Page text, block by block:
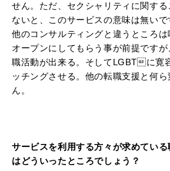
せん。ただ、セクシャリティに関す
ないと、このサービスの意味は無いで
他のコンサルティングと違うところは
オープンにしてもらう事が前提です
職活動が出来る。そしてLGBTに寛
ッチングさせる。他の転職支援と何
ん。
サービスを利用する方々が求めてい
はどういったところでしょう？